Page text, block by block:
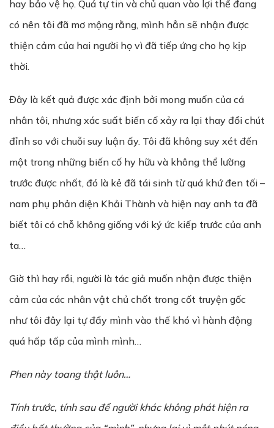
hay bảo vệ họ. Quá tự tin và chủ quan vào lợi thế đang
có nên tôi đã mơ mộng rằng, mình hẳn sẽ nhận được
thiện cảm của hai người họ vì đã tiếp ứng cho họ kịp
thời.
Đây là kết quả được xác định bởi mong muốn của cá
nhân tôi, nhưng xác suất biến cố xảy ra lại thay đổi chút
đỉnh so với chuỗi suy luận ấy. Tôi đã không suy xét đến
một trong những biến cố hy hữu và không thể lường
trước được nhất, đó là kẻ đã tái sinh từ quá khứ đen tối –
nam phụ phản diện Khải Thành và hiện nay anh ta đã
biết tôi có chỗ không giống với ký ức kiếp trước của anh
ta…
Giờ thì hay rồi, người là tác giả muốn nhận được thiện
cảm của các nhân vật chủ chốt trong cốt truyện gốc
như tôi đây lại tự đẩy mình vào thế khó vì hành động
quá hấp tấp của mình mình…
Phen này toang thật luôn…
Tính trước, tính sau đểngười khác không phát hiện ra